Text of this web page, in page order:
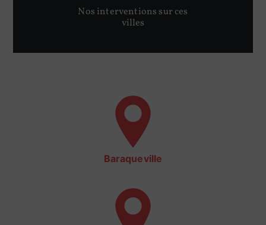
Nos interventions sur ces
villes
Baraqueville